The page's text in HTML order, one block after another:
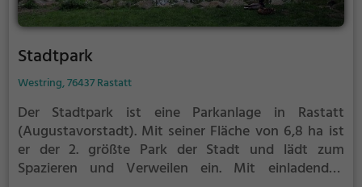
Stadtpark
Westring, 76437 Rastatt
Der Stadtpark ist eine Parkanlage in Rastatt
(Augustavorstadt). Mit seiner Fläche von 6,8 ha ist
er der 2. größte Park der Stadt und lädt zum
Spazieren und Verweilen ein. Mit einladenden